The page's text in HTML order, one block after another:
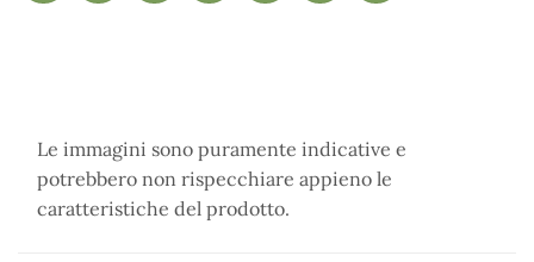
Le immagini sono puramente indicative e
potrebbero non rispecchiare appieno le
caratteristiche del prodotto.